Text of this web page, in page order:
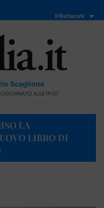
Il Network
Scaglione
ALLE 19:07
LA
LIBRO DI